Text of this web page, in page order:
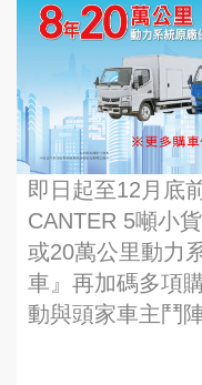
即日起至12月底
CANTER 5噸小
或20萬公里動力
車』再加碼多項
動與頭家車主鬥